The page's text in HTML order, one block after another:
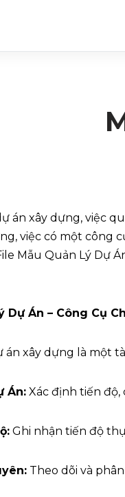
án xây dựng, việc
việc có một công
Mẫu Quản Lý Dự
Dự Án – Công Cụ
án xây dựng là một
Án: Xác định tiến độ,
Ghi nhận tiến độ
Theo dõi và